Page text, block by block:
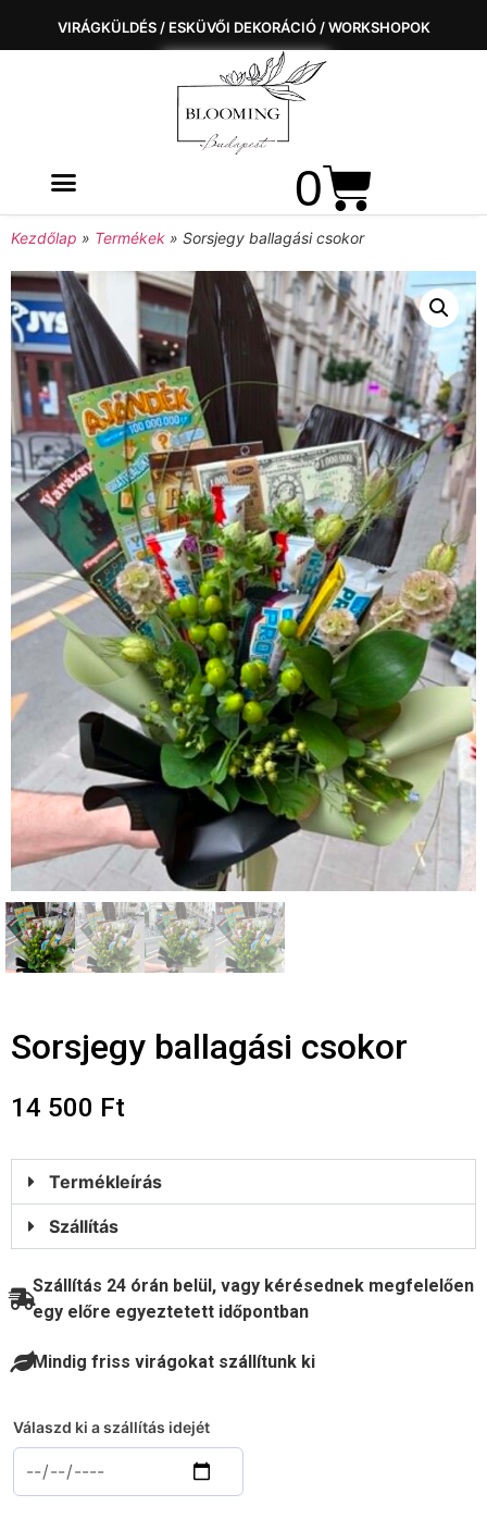
VIRÁGKÜLDÉS / ESKÜVŐI DEKORÁCIÓ / WORKSHOPOK
0
Kezdőlap » Termékek » Sorsjegy ballagási csokor
Sorsjegy ballagási csokor
14 500 Ft
Termékleírás
Szállítás
Szállítás 24 órán belül, vagy kérésednek megfelelően
egy előre egyeztetett időpontban
Mindig friss virágokat szállítunk ki
Válaszd ki a szállítás idejét
termékkedvezményért
ajánlatainkról, kedvezményeinkről, workshop